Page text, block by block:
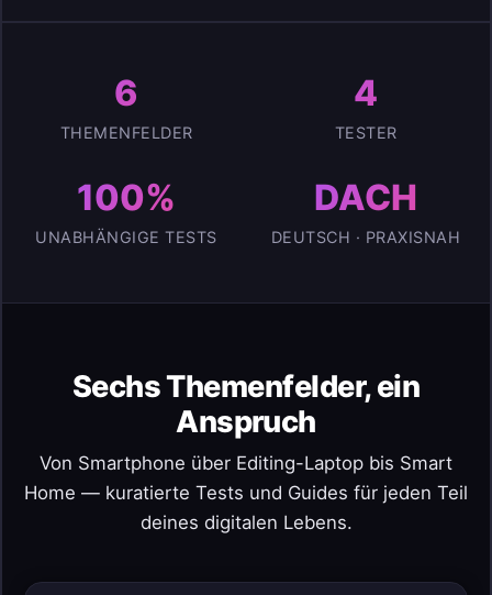
6
THEMENFELDER
4
TESTER
100%
UNABHÄNGIGE TESTS
DACH
DEUTSCH · PRAXISNAH
Sechs Themenfelder, ein
Anspruch
Von Smartphone über Editing-Laptop bis Smart
Home — kuratierte Tests und Guides für jeden Teil
deines digitalen Lebens.